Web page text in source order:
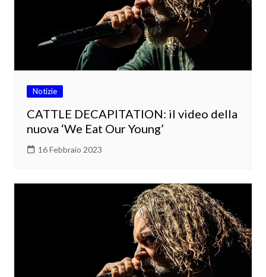
Notizie
CATTLE DECAPITATION: il video della
nuova ‘We Eat Our Young’
16 Febbraio 2023